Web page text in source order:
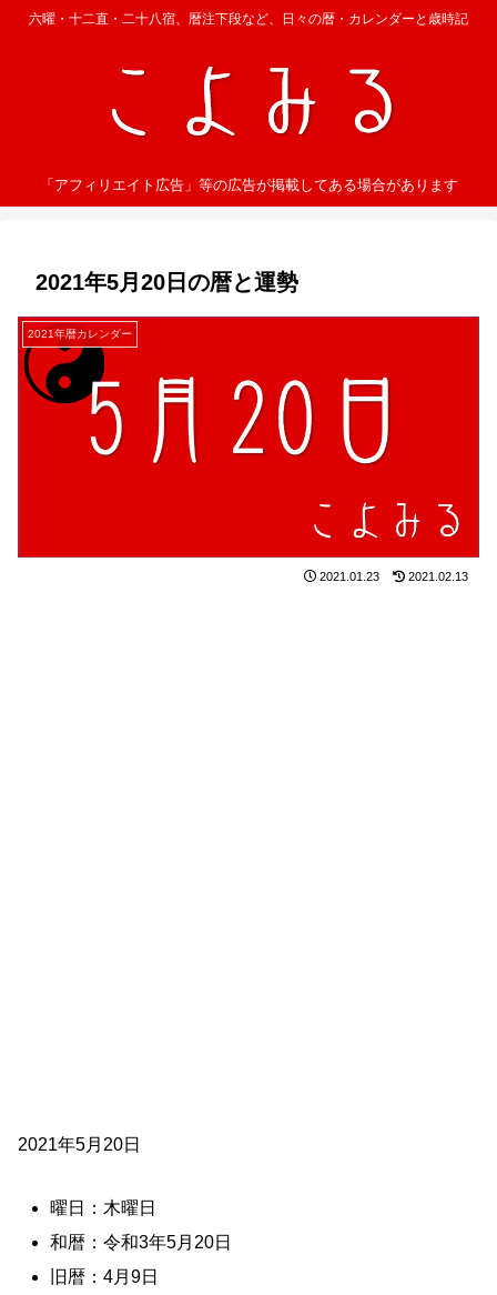
六曜・十二直・二十八宿、暦注下段など、日々の暦・カレンダーと歳時記
「アフィリエイト広告」等の広告が掲載してある場合があります
2021年5月20日の暦と運勢
2021年暦カレンダー
2021.01.23 2021.02.13
2021年5月20日
曜日：木曜日
和暦：令和3年5月20日
旧暦：4月9日